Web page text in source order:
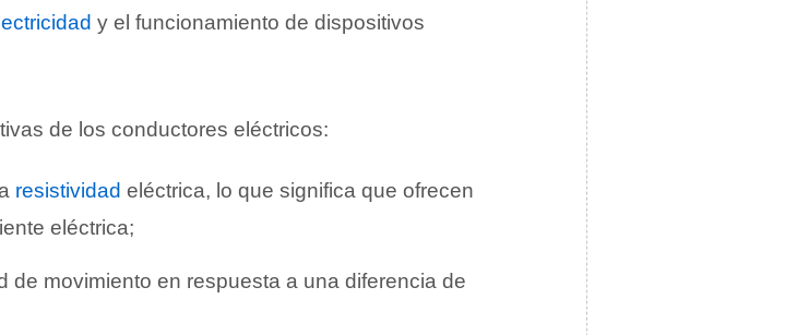
y el funcionamiento de dispositivos
de los conductores eléctricos:
resistividad eléctrica, lo que significa que ofrecen
eléctrica;
de movimiento en respuesta a una diferencia de